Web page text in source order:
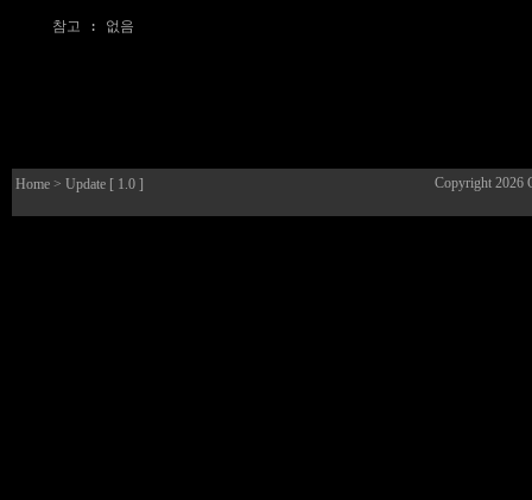
참고 : 없음
Home > Update [ 1.0 ] Copyright 2026